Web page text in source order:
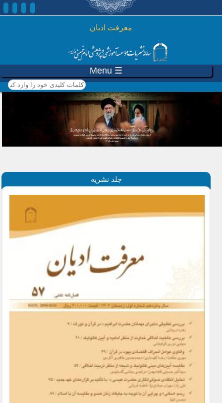
رفتن به محتوای اصلی
معرفت ادیان
☰ Menu
کلمات کلیدی خود را وارد
کنید
جلد نشریه